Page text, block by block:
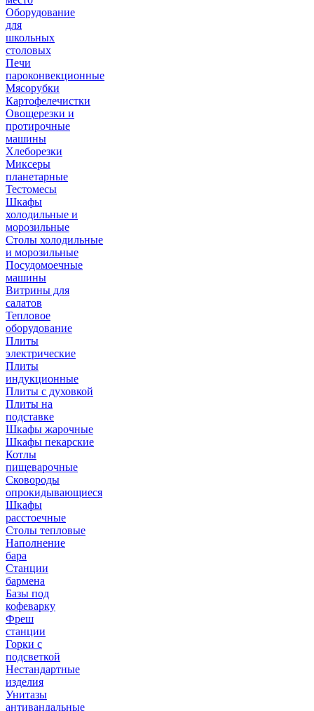
Оборудование
для
школьных
столовых
Печи
пароконвекционные
Мясорубки
Картофелечистки
Овощерезки и
протирочные
машины
Хлеборезки
Миксеры
планетарные
Тестомесы
Шкафы
холодильные и
морозильные
Столы холодильные
и морозильные
Посудомоечные
машины
Витрины для
салатов
Тепловое
оборудование
Плиты
электрические
Плиты
индукционные
Плиты с духовкой
Плиты на
подставке
Шкафы жарочные
Шкафы пекарские
Котлы
пищеварочные
Сковороды
опрокидывающиеся
Шкафы
расстоечные
Столы тепловые
Наполнение
бара
Станции
бармена
Базы под
кофеварку
Фреш
станции
Горки с
подсветкой
Нестандартные
изделия
Унитазы
антивандальные